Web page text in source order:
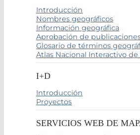
Introducción
Nombres geográficos
Información geográfica
Aprobación de
Glosario de términos
Atlas Nacional Interactivo
I+D
Introducción
Proyectos
SERVICIOS WEB DE